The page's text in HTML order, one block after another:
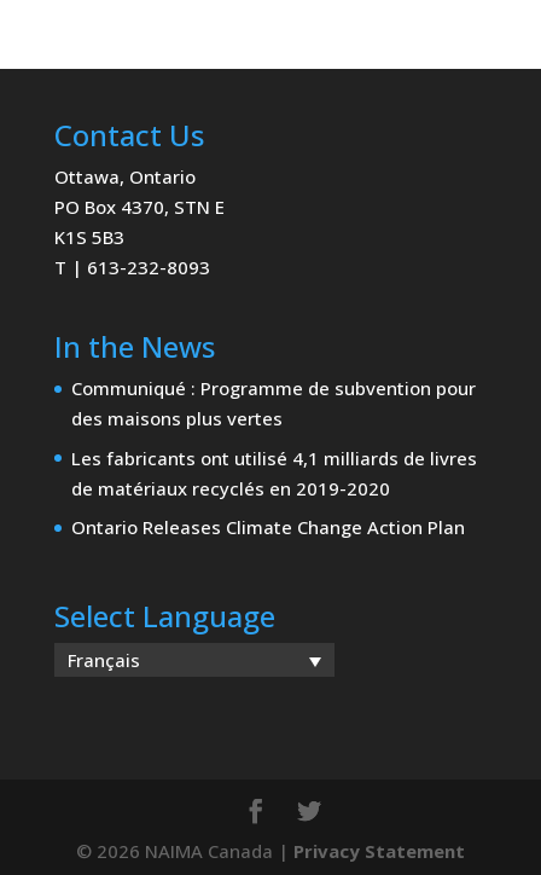
Contact Us
Ottawa, Ontario
PO Box 4370, STN E
K1S 5B3
T | 613-232-8093
In the News
Communiqué : Programme de subvention pour
des maisons plus vertes
Les fabricants ont utilisé 4,1 milliards de livres
de matériaux recyclés en 2019-2020
Ontario Releases Climate Change Action Plan
Select Language
Français
© 2026 NAIMA Canada | Privacy Statement